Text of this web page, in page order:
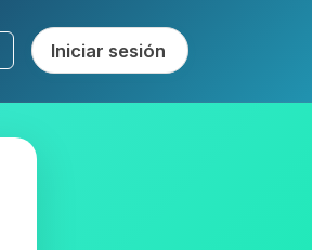
Iniciar sesión